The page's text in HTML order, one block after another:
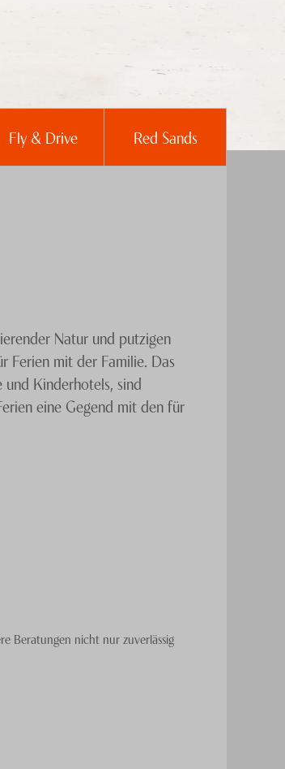
Fly & Drive Red Sands
Natur und putzigen
Ferien mit der Familie. Das
Kinderhotels, sind
eine Gegend mit den für
Beratungen nicht nur zuverlässig